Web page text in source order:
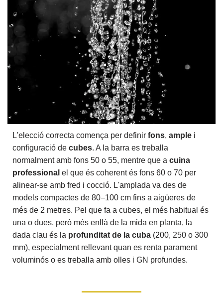
L'elecció correcta comença per definir fons, ample i
configuració de cubes. A la barra es treballa
normalment amb fons 50 o 55, mentre que a cuina
professional el que és coherent és fons 60 o 70 per
alinear-se amb fred i cocció. L'amplada va des de
models compactes de 80–100 cm fins a aigüeres de
més de 2 metres. Pel que fa a cubes, el més habitual és
una o dues, però més enllà de la mida en planta, la
dada clau és la profunditat de la cuba (200, 250 o 300
mm), especialment rellevant quan es renta parament
voluminós o es treballa amb olles i GN profundes.